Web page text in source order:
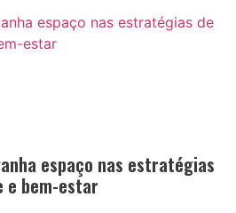
espaço nas estratégias
e bem-estar